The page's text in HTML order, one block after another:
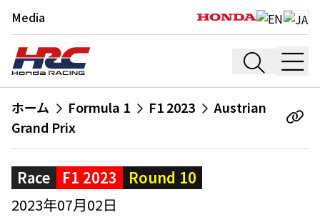
Media
ホーム Formula 1 F1 2023
Austrian
Grand Prix
Race F1 2023
Round 10
2023年07月02日